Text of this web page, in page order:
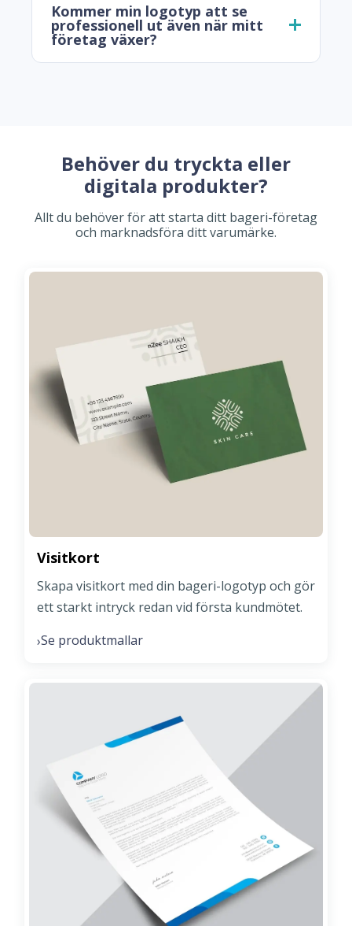
Kommer min logotyp att se
professionell ut även när mitt
företag växer?
Behöver du tryckta eller
digitala produkter?
Allt du behöver för att starta ditt bageri-företag
och marknadsföra ditt varumärke.
Visitkort
Skapa visitkort med din bageri-logotyp och gör
ett starkt intryck redan vid första kundmötet.
›Se produktmallar